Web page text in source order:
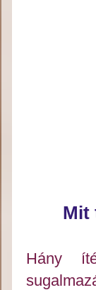
Mit
Hány